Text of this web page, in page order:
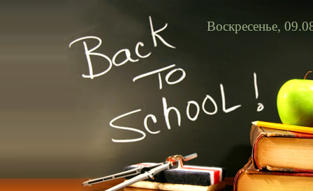
Воскресенье,